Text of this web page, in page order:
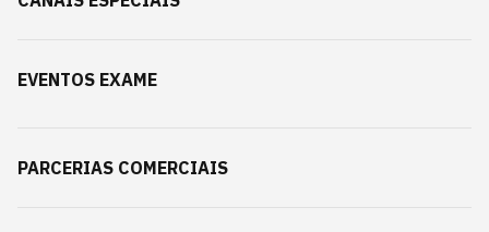
EVENTOS EXAME
PARCERIAS COMERCIAIS